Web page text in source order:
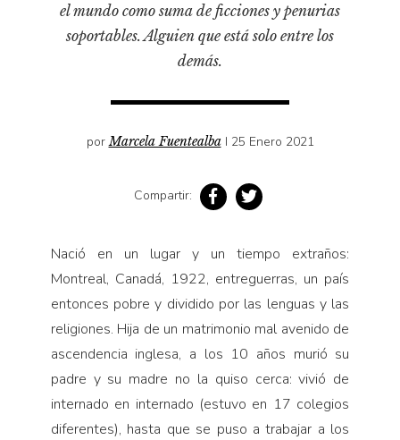
Personaje
Personajes secundarios
el mundo como suma de ficciones y penurias
soportables. Alguien que está solo entre los
demás.
porMarcela Fuentealba I 25 Enero 2021
Compartir:
Nació en un lugar y un tiempo extraños:
Montreal, Canadá, 1922, entreguerras, un país
entonces pobre y dividido por las lenguas y las
religiones. Hija de un matrimonio mal avenido de
ascendencia inglesa, a los 10 años murió su
padre y su madre no la quiso cerca: vivió de
internado en internado (estuvo en 17 colegios
diferentes), hasta que se puso a trabajar a los